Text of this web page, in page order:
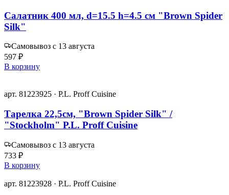
Салатник 400 мл, d=15.5 h=4.5 см "Brown Spider
Silk"
Самовывоз с 13 августа
597 ₽
В корзину
арт. 81223925 · P.L. Proff Cuisine
Тарелка 22,5см, "Brown Spider Silk" /
"Stockholm" P.L. Proff Cuisine
Самовывоз с 13 августа
733 ₽
В корзину
арт. 81223928 · P.L. Proff Cuisine